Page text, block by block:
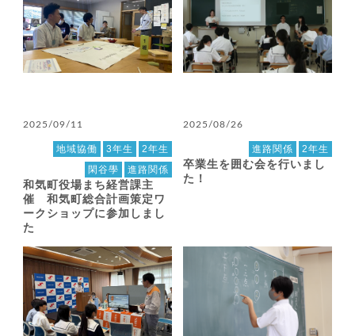
2025/09/11
2年生
3年生
地域協働
進路関係
閑谷學
和気町役場まち経営課主
催 和気町総合計画策定ワ
ークショップに参加しまし
た
2025/08/26
2年生
進路関係
卒業生を囲む会を行いまし
た！